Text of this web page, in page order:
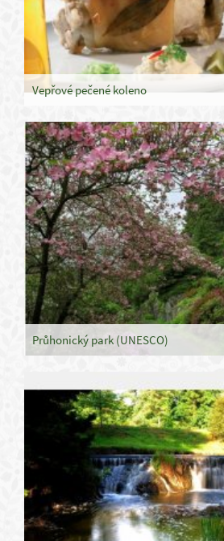
Vepřové pečené koleno
Průhonický park (UNESCO)